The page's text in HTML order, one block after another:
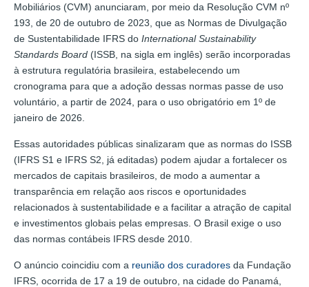
Mobiliários (CVM) anunciaram, por meio da Resolução CVM nº
193, de 20 de outubro de 2023, que as Normas de Divulgação
de Sustentabilidade IFRS do International Sustainability
Standards Board (ISSB, na sigla em inglês) serão incorporadas
à estrutura regulatória brasileira, estabelecendo um
cronograma para que a adoção dessas normas passe de uso
voluntário, a partir de 2024, para o uso obrigatório em 1º de
janeiro de 2026.
Essas autoridades públicas sinalizaram que as normas do ISSB
(IFRS S1 e IFRS S2, já editadas) podem ajudar a fortalecer os
mercados de capitais brasileiros, de modo a aumentar a
transparência em relação aos riscos e oportunidades
relacionados à sustentabilidade e a facilitar a atração de capital
e investimentos globais pelas empresas. O Brasil exige o uso
das normas contábeis IFRS desde 2010.
O anúncio coincidiu com a reunião dos curadores da Fundação
IFRS, ocorrida de 17 a 19 de outubro, na cidade do Panamá,